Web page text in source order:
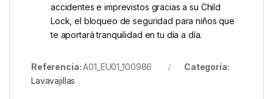
accidentes e imprevistos gracias a su Child
Lock, el bloqueo de seguridad para niños que
te aportará tranquilidad en tu día a día.
Referencia:A01_EU01_100986
Categoría:
Lavavajillas